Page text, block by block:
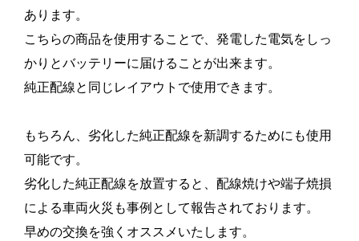
あります。
こちらの商品を使用することで、発電した電気をしっ
かりとバッテリーに届けることが出来ます。
純正配線と同じレイアウトで使用できます。
もちろん、劣化した純正配線を新調するためにも使用
可能です。
劣化した純正配線を放置すると、配線焼けや端子焼損
による車両火災も事例として報告されております。
早めの交換を強くオススメいたします。